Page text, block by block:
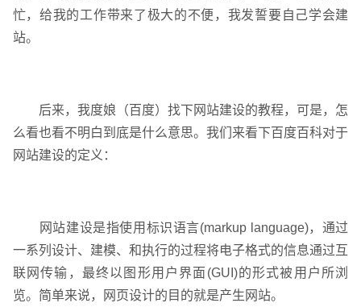
忙，给我的工作带来了极大的不便，我发誓要自己学会建
站。
后来，我度娘（百度）找下网站建设的教程，可是，怎
么看也看不明白到底是什么意思。我们来看下百度百科对于
网站建设的定义：
网站建设是指使用标识语言(markup language)，通过
一系列设计、建模、和执行的过程将电子格式的信息通过互
联网传输，最终以图形用户界面(GUI)的形式被用户所浏
览。简单来说，网页设计的目的就是产生网站。